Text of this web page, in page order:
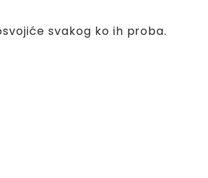
svakog ko ih proba.